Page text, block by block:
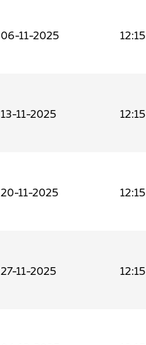
06-11-2025 12:15
13-11-2025 12:15
20-11-2025 12:15
27-11-2025 12:15